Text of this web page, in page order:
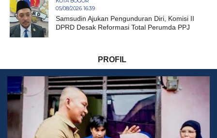
05/08/2026 16:39
Samsudin Ajukan Pengunduran Diri, Komisi II
DPRD Desak Reformasi Total Perumda PPJ
PROFIL